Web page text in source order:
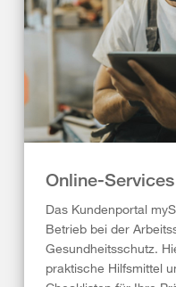
Online-
Das Kundenportal
Betrieb bei der
Gesundheitsschutz.
praktische Hilfsmittel